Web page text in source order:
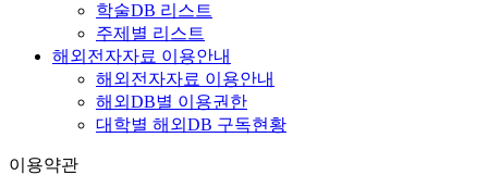
학술DB 리스트
주제별 리스트
해외전자자료 이용안내
해외전자자료 이용안내
해외DB별 이용권한
대학별 해외DB 구독현황
이용약관